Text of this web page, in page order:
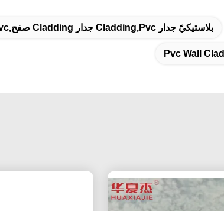
بلاستيكيّ جدار Cladding,pvc جدار Cladding صفح,pvc جدار Cladding لوح
Pvc Wall